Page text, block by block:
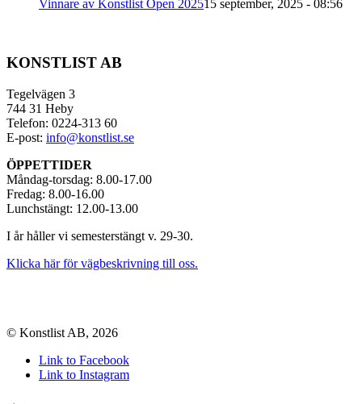
Vinnare av Konstlist Open 202515 september, 2025 - 08:56
KONSTLIST AB
Tegelvägen 3
744 31 Heby
Telefon: 0224-313 60
E-post: info@konstlist.se
ÖPPETTIDER
Måndag-torsdag: 8.00-17.00
Fredag: 8.00-16.00
Lunchstängt: 12.00-13.00
I år håller vi semesterstängt v. 29-30.
Klicka här för vägbeskrivning till oss.
© Konstlist AB, 2026
Link to Facebook
Link to Instagram